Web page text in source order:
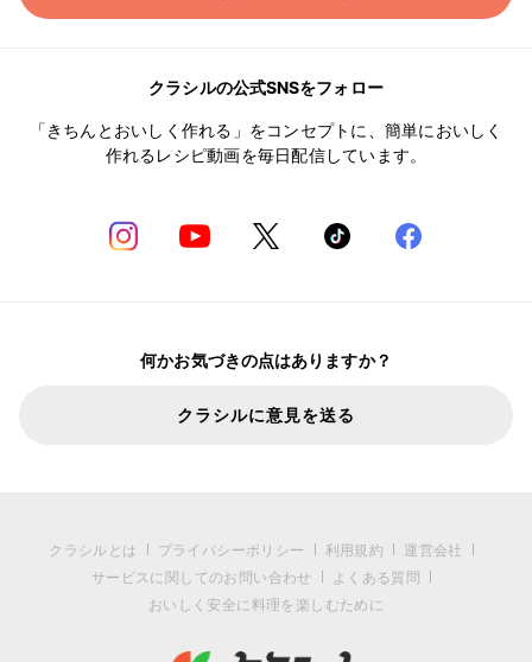
クラシルの公式SNSをフォロー
「きちんとおいしく作れる」をコンセプトに、簡単においしく
作れるレシピ動画を毎日配信しています。
何かお気づきの点はありますか？
クラシルに意見を送る
クラシルとは プライバシーポリシー 利用規約
運営会社
サービスに関してのお問い合わせ
よくある質問
おいしく安全に料理を楽しむために